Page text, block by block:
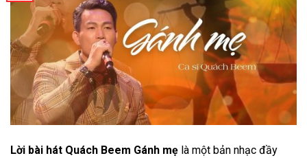
Lời bài hát Quách Beem Gánh mẹ là một bản nhạc đầy